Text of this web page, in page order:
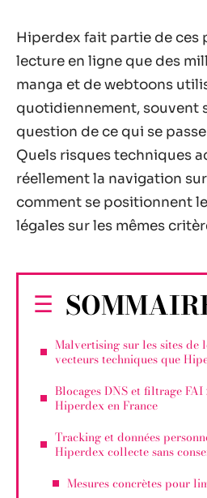
Hiperdex fait partie de ces
lecture en ligne que des
manga et de webtoons
quotidiennement, souvent
question de ce qui se
Quels risques techniques
réellement la navigation
comment se positionnent
légales sur les mêmes
Malvertising sur les sites de
vecteurs techniques que
Blocages DNS et filtrage
Hiperdex en France
Tracking et données
Hiperdex collecte sans
Mesures concrètes pour